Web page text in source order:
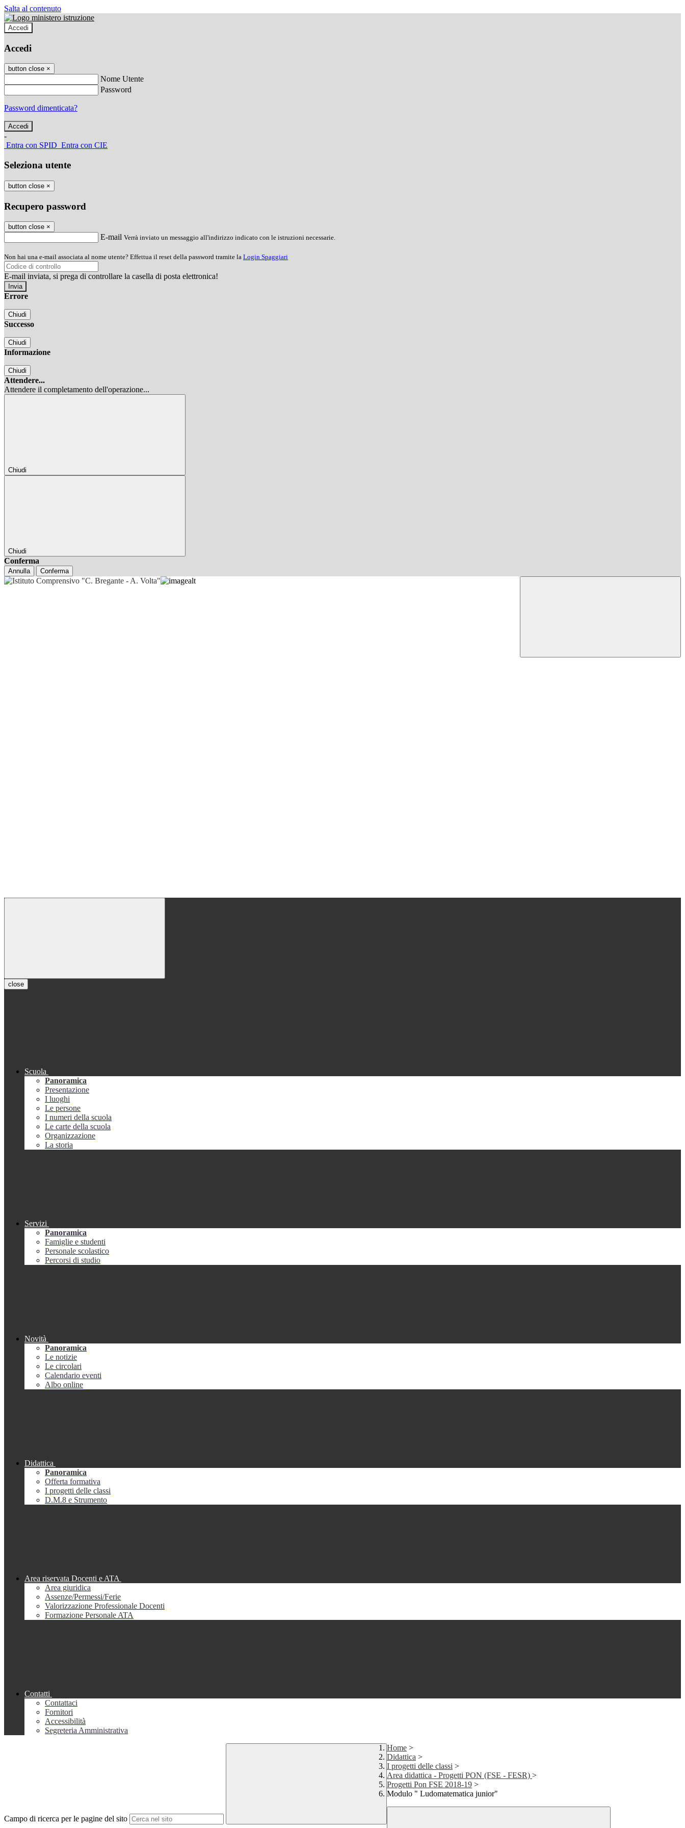
Salta al contenuto
Accedi
Accedi
button close ×
Nome Utente
Password
Password dimenticata?
-
Entra con SPID Entra con CIE
Seleziona utente
button close ×
Recupero password
button close ×
E-mail Verrà inviato un messaggio all'indirizzo indicato con le istruzioni necessarie.
Non hai una e-mail associata al nome utente? Effettua il reset della password tramite la Login Spaggiari
E-mail inviata, si prega di controllare la casella di posta elettronica!
Errore
Chiudi
Successo
Chiudi
Informazione
Chiudi
Attendere...
Attendere il completamento dell'operazione...
Chiudi
Chiudi
Conferma
Annulla Conferma
close
Scuola
Panoramica
Presentazione
I luoghi
Le persone
I numeri della scuola
Le carte della scuola
Organizzazione
La storia
Servizi
Panoramica
Famiglie e studenti
Personale scolastico
Percorsi di studio
Novità
Panoramica
Le notizie
Le circolari
Calendario eventi
Albo online
Didattica
Panoramica
Offerta formativa
I progetti delle classi
D.M.8 e Strumento
Area riservata Docenti e ATA
Area giuridica
Assenze/Permessi/Ferie
Valorizzazione Professionale Docenti
Formazione Personale ATA
Contatti
Contattaci
Fornitori
Accessibilità
Segreteria Amministrativa
Campo di ricerca per le pagine del sito
Home >
Didattica >
I progetti delle classi >
Area didattica - Progetti PON (FSE - FESR) >
Progetti Pon FSE 2018-19 >
Modulo " Ludomatematica junior"